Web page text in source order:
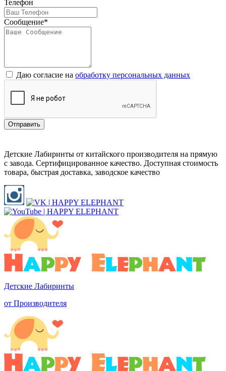
Телефон
Сообщение*
Даю согласие на обработку персональных данных
Отправить
Детские Лабиринты от китайского производителя на прямую
с завода. Сертифицированное качество. Доступная стоимость
товара, быстрая доставка, заводское качество
Детские Лабиринты
от Производителя